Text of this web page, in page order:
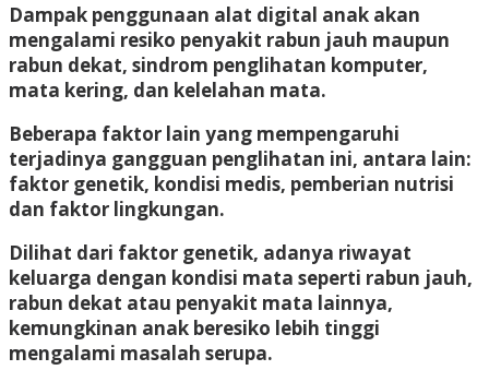
Dampak penggunaan alat digital anak akan
mengalami resiko penyakit rabun jauh maupun
rabun dekat, sindrom penglihatan komputer,
mata kering, dan kelelahan mata.
Beberapa faktor lain yang mempengaruhi
terjadinya gangguan penglihatan ini, antara lain:
faktor genetik, kondisi medis, pemberian nutrisi
dan faktor lingkungan.
Dilihat dari faktor genetik, adanya riwayat
keluarga dengan kondisi mata seperti rabun jauh,
rabun dekat atau penyakit mata lainnya,
kemungkinan anak beresiko lebih tinggi
mengalami masalah serupa.